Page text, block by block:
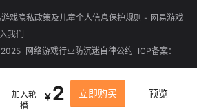
加入轮
播
￥2 立即购买 预览
游戏隐私政策及儿童个人信息保护规则 - 网易游戏
我们
网络游戏行业防沉迷自律公约 ICP备案：